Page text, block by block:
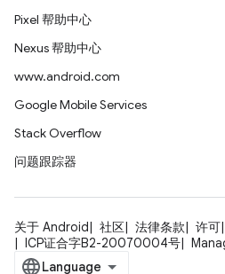
Pixel 帮助中心
Nexus 帮助中心
www.android.com
Google Mobile Services
Stack Overflow
问题跟踪器
关于 Android 社区 法律条款 许可
ICP证合字B2-20070004号